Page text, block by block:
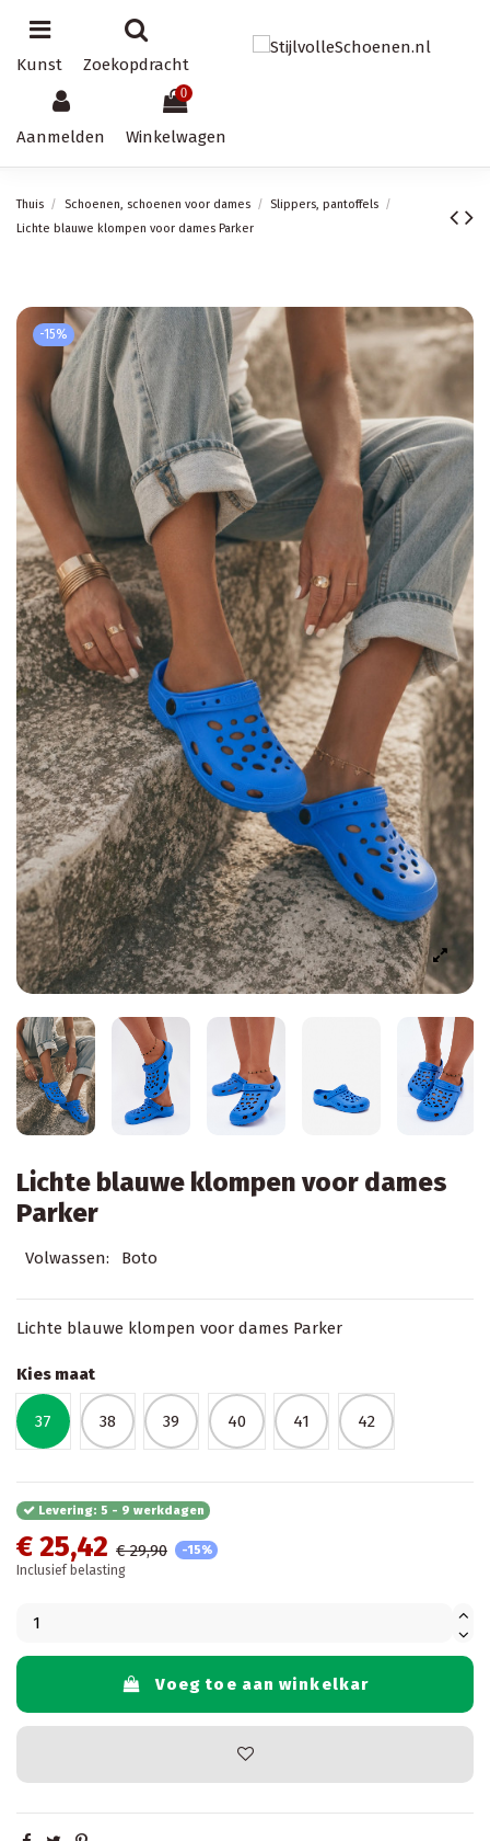
Kunst Zoekopdracht
Aanmelden
0
Winkelwagen
Thuis Schoenen, schoenen voor dames
Slippers, pantoffels
Lichte blauwe klompen voor dames Parker
-15%
Lichte blauwe klompen voor dames
Parker
Volwassen: Boto
Lichte blauwe klompen voor dames Parker
Kies maat
37 38 39 40 41 42
Levering: 5 - 9 werkdagen
€ 25,42 € 29,90
-15%
Inclusief belasting
Voeg toe aan winkelkar